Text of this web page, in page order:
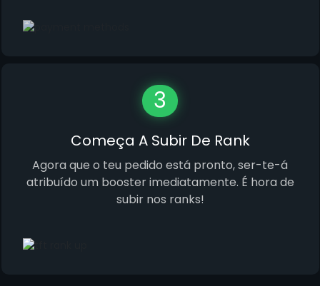
3
Começa A Subir De Rank
Agora que o teu pedido está pronto, ser-te-á
atribuído um booster imediatamente. É hora de
subir nos ranks!